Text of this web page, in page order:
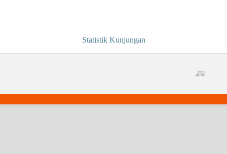
Statistik Kunjungan